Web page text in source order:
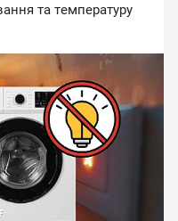
тa тeмпepaтуpу